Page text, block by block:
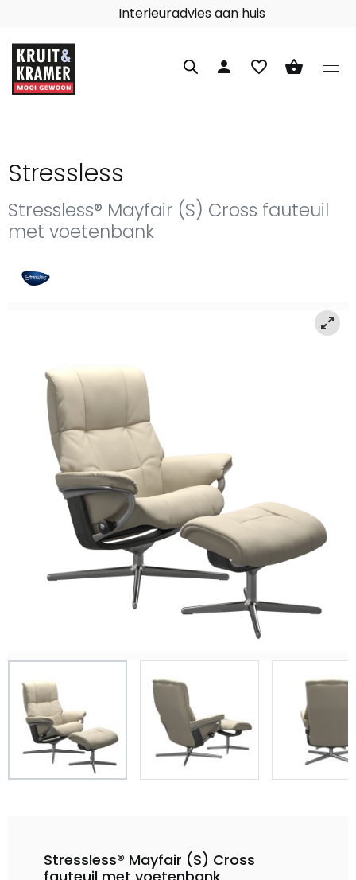
Interieuradvies aan huis
person favorite_border shopping_basket
Stressless
Stressless® Mayfair (S) Cross fauteuil
met voetenbank
Stressless® Mayfair (S) Cross